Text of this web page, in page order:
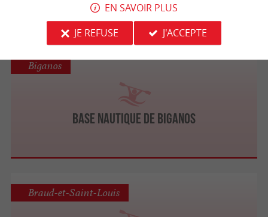
Base nautique de Biganos
Biganos
Braud-et-Saint-Louis
EN SAVOIR PLUS
JE REFUSE
J'ACCEPTE